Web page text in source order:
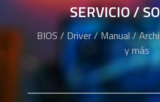
SERVICIO /
BIOS / Driver / Manual /
y más